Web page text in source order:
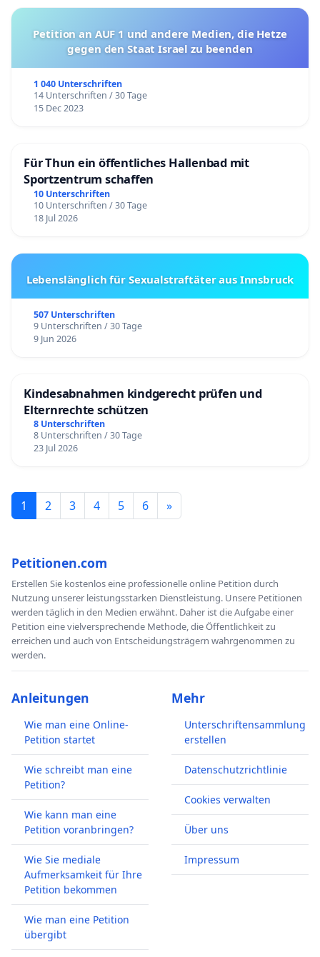
Petition an AUF 1 und andere Medien, die Hetze
gegen den Staat Israel zu beenden
1 040 Unterschriften
14 Unterschriften / 30 Tage
15 Dec 2023
Für Thun ein öffentliches Hallenbad mit
Sportzentrum schaffen
10 Unterschriften
10 Unterschriften / 30 Tage
18 Jul 2026
Lebenslänglich für Sexualstraftäter aus Innsbruck
507 Unterschriften
9 Unterschriften / 30 Tage
9 Jun 2026
Kindesabnahmen kindgerecht prüfen und
Elternrechte schützen
8 Unterschriften
8 Unterschriften / 30 Tage
23 Jul 2026
1 2 3 4 5 6 »
Petitionen.com
Erstellen Sie kostenlos eine professionelle online Petition durch
Nutzung unserer leistungsstarken Dienstleistung. Unsere Petitionen
werden täglich in den Medien erwähnt. Daher ist die Aufgabe einer
Petition eine vielversprechende Methode, die Öffentlichkeit zu
erreichen und auch von Entscheidungsträgern wahrgenommen zu
werden.
Anleitungen
Wie man eine Online-
Petition startet
Wie schreibt man eine
Petition?
Wie kann man eine
Petition voranbringen?
Wie Sie mediale
Aufmerksamkeit für Ihre
Petition bekommen
Wie man eine Petition
übergibt
Mehr
Unterschriftensammlung
erstellen
Datenschutzrichtlinie
Cookies verwalten
Über uns
Impressum